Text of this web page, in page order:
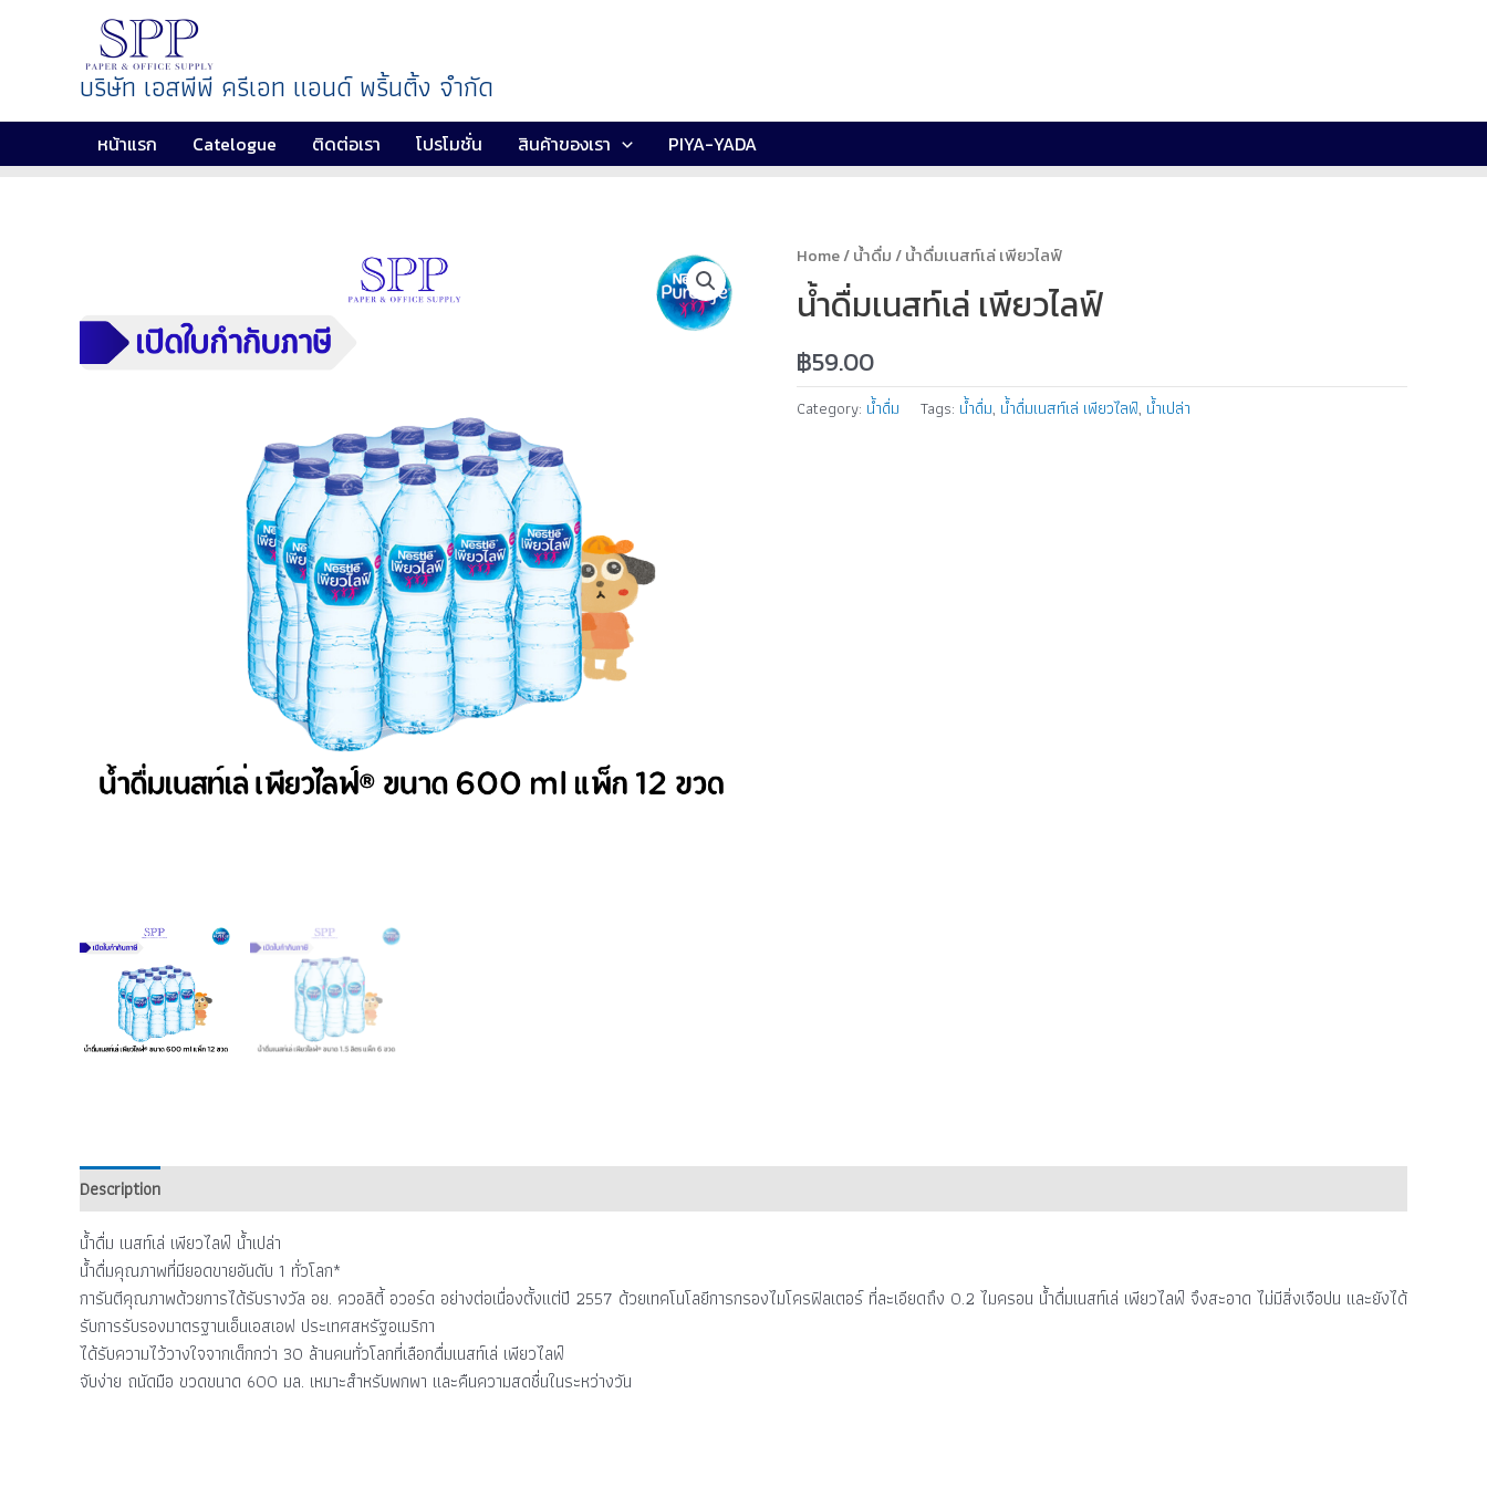
บริษัท เอสพีพี ครีเอท แอนด์ พริ้นติ้ง จำกัด
หน้าแรก Catelogue ติดต่อเรา โปรโมชั่น สินค้าของเรา PIYA-YADA
Home/น้ำดื่ม/ น้ำดื่มเนสท์เล่ เพียวไลฟ์
น้ำดื่มเนสท์เล่ เพียวไลฟ์
฿59.00
Category: น้ำดื่ม Tags: น้ำดื่ม, น้ำดื่มเนสท์เล่ เพียวไลฟ์, น้ำเปล่า
Description
น้ำดื่ม เนสท์เล่ เพียวไลฟ์ น้ำเปล่า
น้ำดื่มคุณภาพที่มียอดขายอันดับ 1 ทั่วโลก*
การันตีคุณภาพด้วยการได้รับรางวัล อย. ควอลิตี้ อวอร์ด อย่างต่อเนื่องตั้งแต่ปี 2557 ด้วยเทคโนโลยีการกรองไมโครฟิลเตอร์ ที่ละเอียดถึง 0.2 ไมครอน น้ำดื่มเนสท์เล่ เพียวไลฟ์ จึงสะอาด ไม่มีสิ่งเจือปน และยังได้
รับการรับรองมาตรฐานเอ็นเอสเอฟ ประเทศสหรัฐอเมริกา
ได้รับความไว้วางใจจากเด็กกว่า 30 ล้านคนทั่วโลกที่เลือกดื่มเนสท์เล่ เพียวไลฟ์
จับง่าย ถนัดมือ ขวดขนาด 600 มล. เหมาะสำหรับพกพา และคืนความสดชื่นในระหว่างวัน